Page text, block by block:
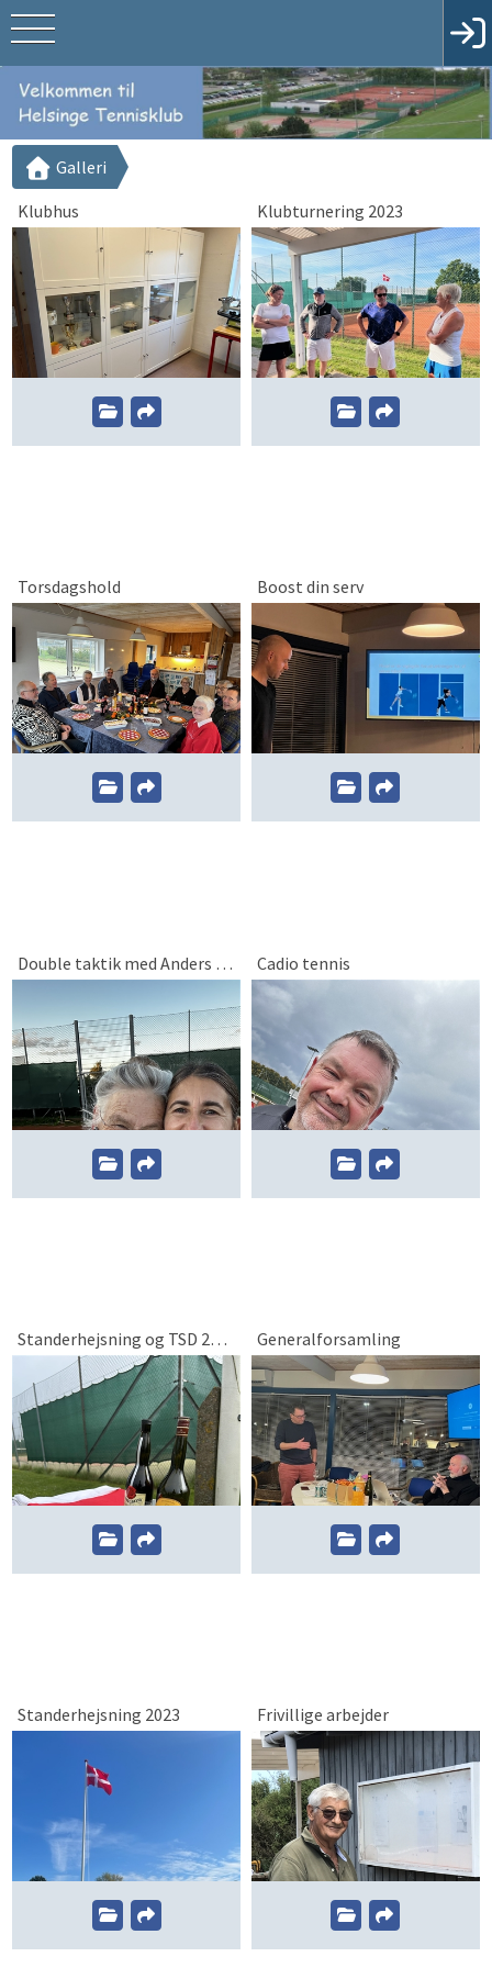
Galleri
Klubhus
Klubturnering 2023
Torsdagshold Boost din serv
Double taktik med Anders Lagerberg Cadio tennis
Standerhejsning og TSD 2024 Generalforsamling
Standerhejsning 2023 Frivillige arbejder